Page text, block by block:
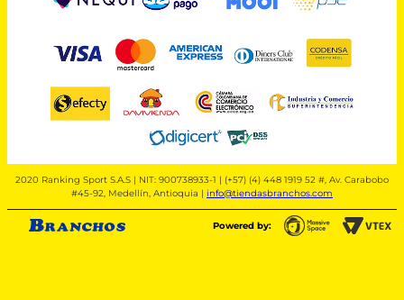
2020 Ranking Sport S.A.S | NIT: 900738933-1 | (+57) (4) 448 1919 52 #, Av. Carabobo
#45-92, Medellín, Antioquia | info@tiendasbranchos.com
Powered by: